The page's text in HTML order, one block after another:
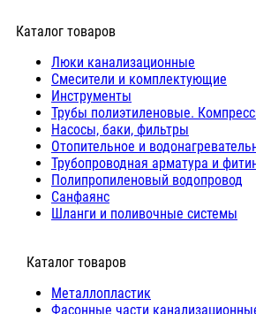
Каталог товаров
Люки канализационные
Cмесители и комплектующие
Инструменты
Трубы полиэтиленовые.
Насосы, баки, фильтры
Отопительное и
Трубопроводная арматура и
Полипропиленовый водопровод
Санфаянс
Шланги и поливочные системы
⠀Каталог товаров
Металлопластик
Фасонные части